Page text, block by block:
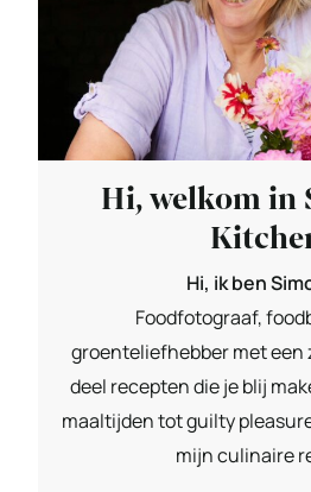
Hi, welkom in
Hi, ik ben
Foodfotograaf,
groenteliefhebber met een
deel recepten die je blij
maaltijden tot guilty
mijn culinaire